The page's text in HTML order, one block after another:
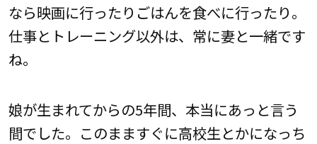
なら映画に行ったりごはんを食べに行ったり。
仕事とトレーニング以外は、常に妻と一緒です
ね。
娘が生まれてからの5年間、本当にあっと言う
間でした。このまますぐに高校生とかになっち